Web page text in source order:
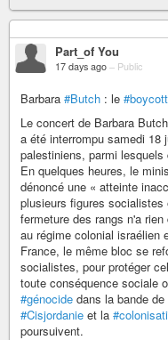
Part_of You
17 days ago – Public
Barbara #Butch : le #boycott
Le concert de Barbara
a été interrompu samedi 18
palestiniens, parmi
En quelques heures, le
dénoncé une « atteinte
plusieurs figures socialistes
fermeture des rangs n'a
au régime colonial israélien
France, le même bloc se
socialistes, pour protéger
toute conséquence sociale
#génocide dans la bande de
#Cisjordanie et la
poursuivent.